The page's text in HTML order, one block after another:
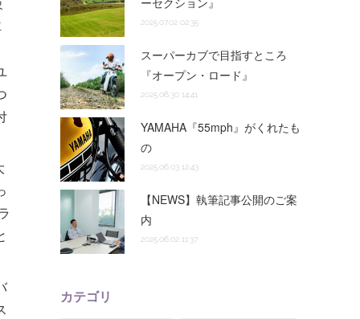
2025.07.02 02:35
スーパーカブで目指すところ
『オープン・ロード』
2025.06.30 14:41
YAMAHA『55mph』がくれたも
の
2025.06.03 12:43
【NEWS】執筆記事公開のご案
内
2025.06.02 11:37
カテゴリ